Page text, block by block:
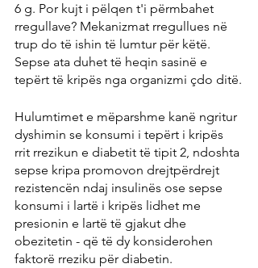
6 g. Por kujt i pëlqen t'i përmbahet
rregullave? Mekanizmat rregullues në
trup do të ishin të lumtur për këtë.
Sepse ata duhet të heqin sasinë e
tepërt të kripës nga organizmi çdo ditë.
Hulumtimet e mëparshme kanë ngritur
dyshimin se konsumi i tepërt i kripës
rrit rrezikun e diabetit të tipit 2, ndoshta
sepse kripa promovon drejtpërdrejt
rezistencën ndaj insulinës ose sepse
konsumi i lartë i kripës lidhet me
presionin e lartë të gjakut dhe
obezitetin - që të dy konsiderohen
faktorë rreziku për diabetin.